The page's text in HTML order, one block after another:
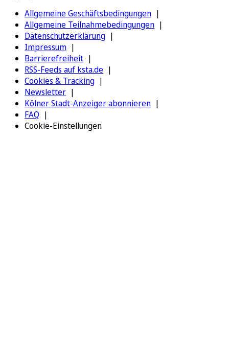
Allgemeine Geschäftsbedingungen
Allgemeine Teilnahmebedingungen
Datenschutzerklärung
Impressum
Barrierefreiheit
RSS-Feeds auf ksta.de
Cookies & Tracking
Newsletter
Kölner Stadt-Anzeiger abonnieren
FAQ
Cookie-Einstellungen